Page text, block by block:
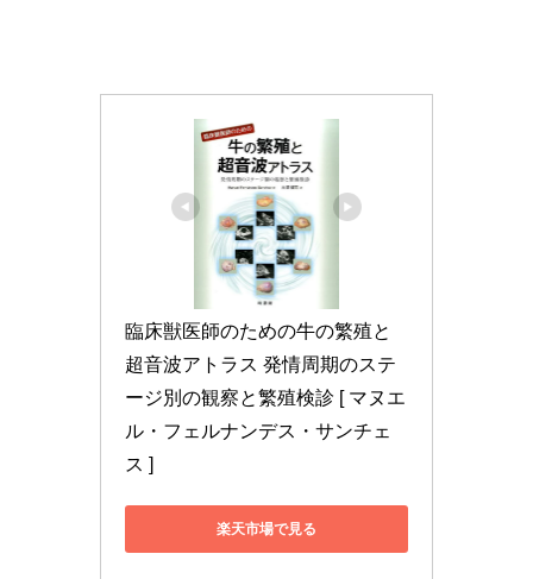
臨床獣医師のための牛の繁殖と
超音波アトラス 発情周期のステ
ージ別の観察と繁殖検診 [ マヌエ
ル・フェルナンデス・サンチェ
ス ]
楽天市場で見る